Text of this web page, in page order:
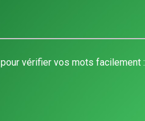
vérifier vos mots facilement :